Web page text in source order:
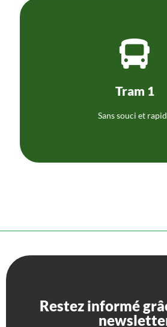
Tram 1
Sans souci et
Tram 1
À partir du 1er avril 2023, le Tram
à nouveau à notre porte en
Temps de voyage de
Restez informé
Restez informé